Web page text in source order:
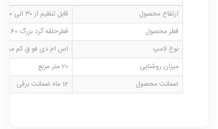
ارتفاع محصول
قابل تنظیم از ۳۰ الی ۱۰۰ سانتی متر
قطر محصول
قطرحلقه گرد بزرگ 60 می باشد.
نوع لامپ
اس ام دی فو ق کم مصرف
میزان روشنایی
20 متر مربع
ضمانت محصول
12 ماه ضمانت برقی